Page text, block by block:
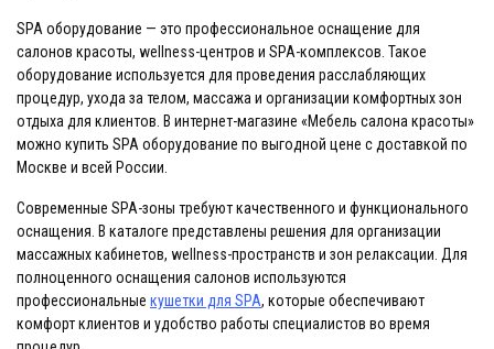
SPA оборудование — это профессиональное оснащение для
салонов красоты, wellness-центров и SPA-комплексов. Такое
оборудование используется для проведения расслабляющих
процедур, ухода за телом, массажа и организации комфортных зон
отдыха для клиентов. В интернет-магазине «Мебель салона красоты»
можно купить SPA оборудование по выгодной цене с доставкой по
Москве и всей России.
Современные SPA-зоны требуют качественного и функционального
оснащения. В каталоге представлены решения для организации
массажных кабинетов, wellness-пространств и зон релаксации. Для
полноценного оснащения салонов используются
профессиональные кушетки для SPA, которые обеспечивают
комфорт клиентов и удобство работы специалистов во время